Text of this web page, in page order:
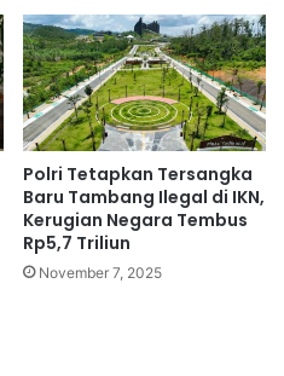
Polri Tetapkan Tersangka
Baru Tambang Ilegal di IKN,
Kerugian Negara Tembus
Rp5,7 Triliun
November 7, 2025